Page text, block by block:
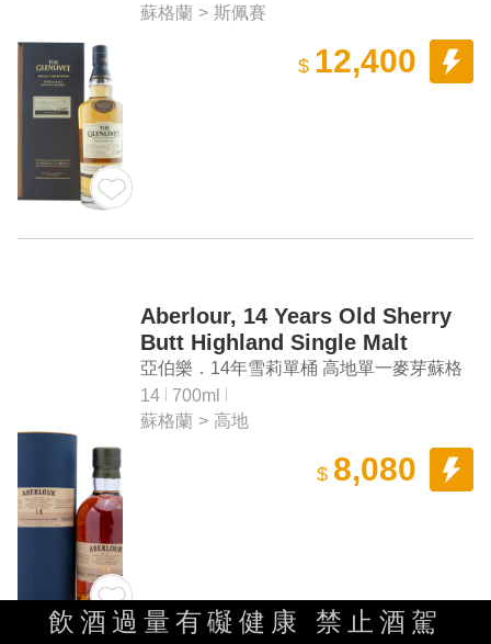
蘇格蘭 > 斯佩賽
$ 12,400
Aberlour, 14 Years Old Sherry
Butt Highland Single Malt
Scotch Whisky
亞伯樂．14年雪莉單桶 高地單一麥芽蘇格
蘭威士忌
14
700ml
蘇格蘭 > 高地
$ 8,080
飲酒過量有礙健康 禁止酒駕